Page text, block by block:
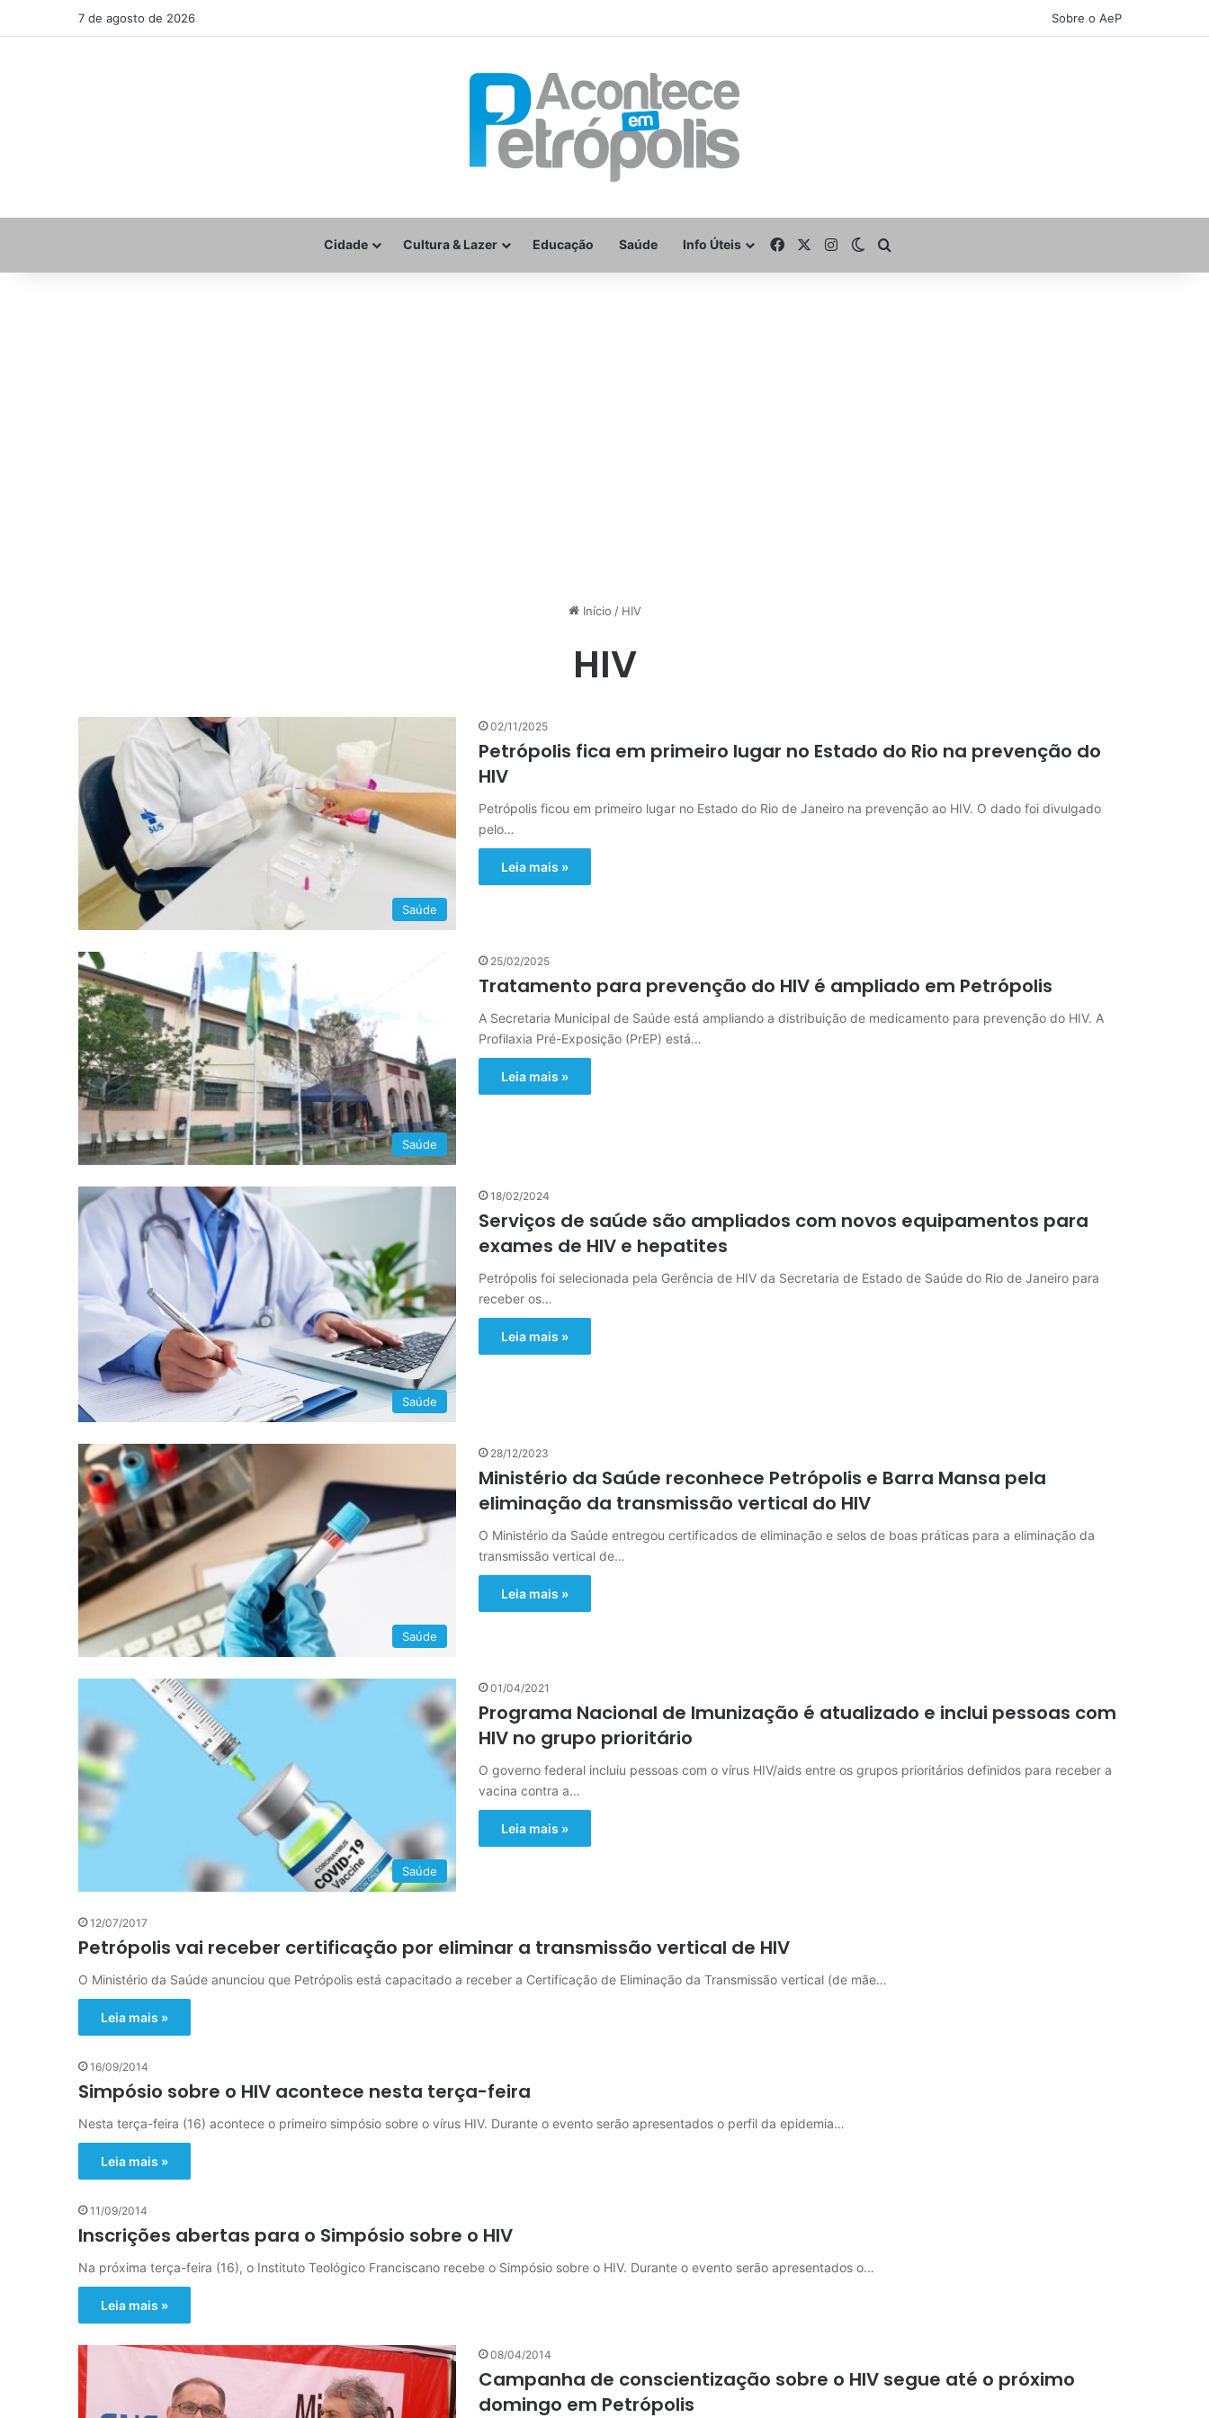
7 de agosto de 2026 Sobre o AeP
Cidade Cultura & Lazer Educação Saúde Info Úteis FacebookInstagramSwitch skin
Início / HIV
HIV
Saúde
02/11/2025
Petrópolis fica em primeiro lugar no Estado do Rio na prevenção do
HIV
Petrópolis ficou em primeiro lugar no Estado do Rio de Janeiro na prevenção ao HIV. O dado foi divulgado
pelo…
Leia mais »
Saúde
25/02/2025
Tratamento para prevenção do HIV é ampliado em Petrópolis
A Secretaria Municipal de Saúde está ampliando a distribuição de medicamento para prevenção do HIV. A
Profilaxia Pré-Exposição (PrEP) está…
Leia mais »
Saúde
18/02/2024
Serviços de saúde são ampliados com novos equipamentos para
exames de HIV e hepatites
Petrópolis foi selecionada pela Gerência de HIV da Secretaria de Estado de Saúde do Rio de Janeiro para
receber os…
Leia mais »
Saúde
28/12/2023
Ministério da Saúde reconhece Petrópolis e Barra Mansa pela
eliminação da transmissão vertical do HIV
O Ministério da Saúde entregou certificados de eliminação e selos de boas práticas para a eliminação da
transmissão vertical de…
Leia mais »
Saúde
01/04/2021
Programa Nacional de Imunização é atualizado e inclui pessoas com
HIV no grupo prioritário
O governo federal incluiu pessoas com o vírus HIV/aids entre os grupos prioritários definidos para receber a
vacina contra a…
Leia mais »
12/07/2017
Petrópolis vai receber certificação por eliminar a transmissão vertical de HIV
O Ministério da Saúde anunciou que Petrópolis está capacitado a receber a Certificação de Eliminação da Transmissão vertical (de mãe…
Leia mais »
16/09/2014
Simpósio sobre o HIV acontece nesta terça-feira
Nesta terça-feira (16) acontece o primeiro simpósio sobre o vírus HIV. Durante o evento serão apresentados o perfil da epidemia…
Leia mais »
11/09/2014
Inscrições abertas para o Simpósio sobre o HIV
Na próxima terça-feira (16), o Instituto Teológico Franciscano recebe o Simpósio sobre o HIV. Durante o evento serão apresentados o…
Leia mais »
08/04/2014
Campanha de conscientização sobre o HIV segue até o próximo
domingo em Petrópolis